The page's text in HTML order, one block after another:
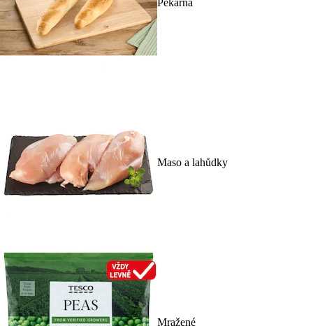
Pekárna
Maso a lahůdky
Mražené